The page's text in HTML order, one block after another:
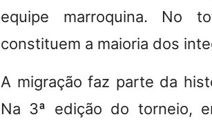
equipe marroquina. No
constituem a maioria dos
A migração faz parte da
Na 3ª edição do torneio,